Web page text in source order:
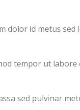
dolor id metus sed
tempor ut
sed pulvinar